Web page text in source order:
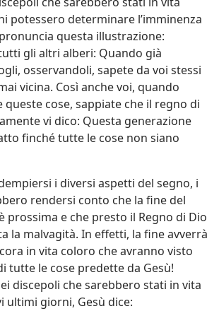
potessero determinare l’imminenza
questa illustrazione:
gli altri alberi: Quando già
osservandoli, sapete da voi stessi
vicina. Così anche voi, quando
queste cose, sappiate che il regno di
vi dico: Questa generazione
finché tutte le cose non siano
i diversi aspetti del segno, i
rendersi conto che la fine del
prossima e che presto il Regno di Dio
la malvagità. In effetti, la fine avverrà
in vita coloro che avranno visto
tutte le cose predette da Gesù!
discepoli che sarebbero stati in vita
ultimi giorni, Gesù dice: